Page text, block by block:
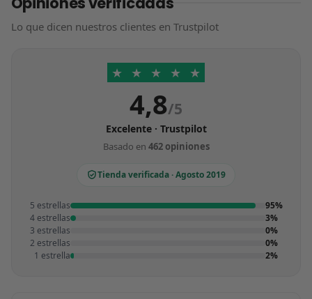
Lo que dicen nuestros clientes en Trustpilot
★ ★ ★ ★ ★
4,8/5
Excelente · Trustpilot
Basado en 462 opiniones
Tienda verificada · Agosto 2019
5 estrellas
95%
4 estrellas
3%
3 estrellas
0%
2 estrellas
0%
1 estrella
2%